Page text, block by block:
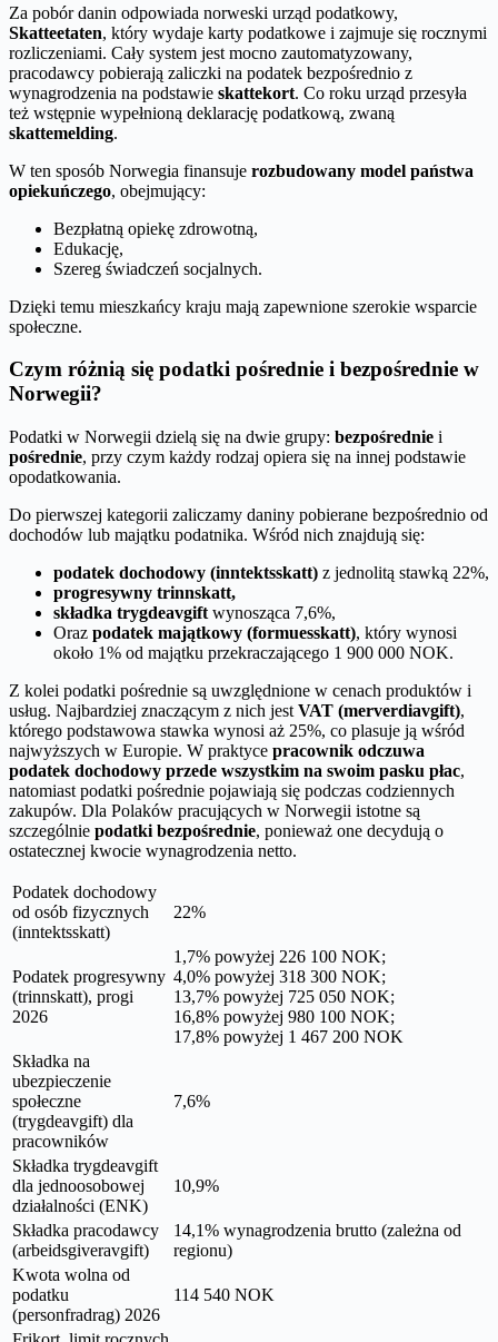
Za pobór danin odpowiada norweski urząd podatkowy,
Skatteetaten, który wydaje karty podatkowe i zajmuje się rocznymi
rozliczeniami. Cały system jest mocno zautomatyzowany,
pracodawcy pobierają zaliczki na podatek bezpośrednio z
wynagrodzenia na podstawie skattekort. Co roku urząd przesyła
też wstępnie wypełnioną deklarację podatkową, zwaną
skattemelding.
W ten sposób Norwegia finansuje rozbudowany model państwa
opiekuńczego, obejmujący:
Bezpłatną opiekę zdrowotną,
Edukację,
Szereg świadczeń socjalnych.
Dzięki temu mieszkańcy kraju mają zapewnione szerokie wsparcie
społeczne.
Czym różnią się podatki pośrednie i bezpośrednie w
Norwegii?
Podatki w Norwegii dzielą się na dwie grupy: bezpośrednie i
pośrednie, przy czym każdy rodzaj opiera się na innej podstawie
opodatkowania.
Do pierwszej kategorii zaliczamy daniny pobierane bezpośrednio od
dochodów lub majątku podatnika. Wśród nich znajdują się:
podatek dochodowy (inntektsskatt) z jednolitą stawką 22%,
progresywny trinnskatt,
składka trygdeavgift wynosząca 7,6%,
Oraz podatek majątkowy (formuesskatt), który wynosi
około 1% od majątku przekraczającego 1 900 000 NOK.
Z kolei podatki pośrednie są uwzględnione w cenach produktów i
usług. Najbardziej znaczącym z nich jest VAT (merverdiavgift),
którego podstawowa stawka wynosi aż 25%, co plasuje ją wśród
najwyższych w Europie. W praktyce pracownik odczuwa
podatek dochodowy przede wszystkim na swoim pasku płac,
natomiast podatki pośrednie pojawiają się podczas codziennych
zakupów. Dla Polaków pracujących w Norwegii istotne są
szczególnie podatki bezpośrednie, ponieważ one decydują o
ostatecznej kwocie wynagrodzenia netto.
Podatek dochodowy
od osób fizycznych
(inntektsskatt)
22%
Podatek progresywny
(trinnskatt), progi
2026
1,7% powyżej 226 100 NOK;
4,0% powyżej 318 300 NOK;
13,7% powyżej 725 050 NOK;
16,8% powyżej 980 100 NOK;
17,8% powyżej 1 467 200 NOK
Składka na
ubezpieczenie
społeczne
(trygdeavgift) dla
pracowników
7,6%
Składka trygdeavgift
dla jednoosobowej
działalności (ENK)
10,9%
Składka pracodawcy
(arbeidsgiveravgift)
14,1% wynagrodzenia brutto (zależna od
regionu)
Kwota wolna od
podatku
(personfradrag) 2026
114 540 NOK